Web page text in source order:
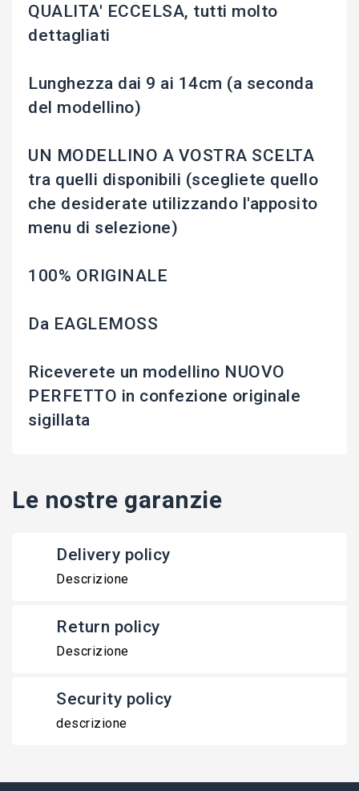
QUALITA' ECCELSA, tutti molto
dettagliati
Lunghezza dai 9 ai 14cm (a seconda
del modellino)
UN MODELLINO A VOSTRA SCELTA
tra quelli disponibili (scegliete quello
che desiderate utilizzando l'apposito
menu di selezione)
100% ORIGINALE
Da EAGLEMOSS
Riceverete un modellino NUOVO
PERFETTO in confezione originale
sigillata
Le nostre garanzie
Delivery policy
Descrizione
Return policy
Descrizione
Security policy
descrizione